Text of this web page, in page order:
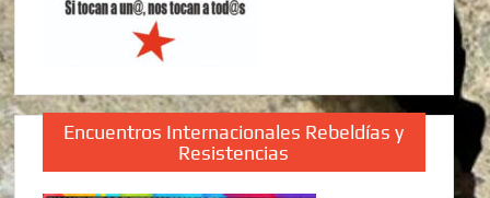
Encuentros Internacionales Rebeldías y
Resistencias